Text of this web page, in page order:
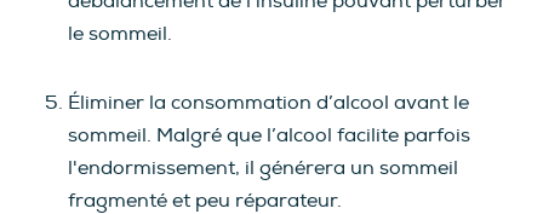
le sommeil.
Éliminer la consommation d’alcool avant le
sommeil. Malgré que l’alcool facilite parfois
l'endormissement, il générera un sommeil
fragmenté et peu réparateur.